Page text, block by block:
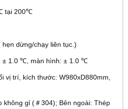
200℃
dừng/chạy liên tục.)
± 1.0 ℃, màn hình: ± 1.0 ℃
vị trí, kích thước: W980xD880mm,
không gỉ (＃304); Bên ngoài: Thép